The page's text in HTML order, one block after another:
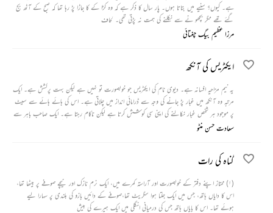
ہے۔ کیوں؟ سنیے میں بتاتا ہوں۔ پار سال کا ذکر ہے کہ وہ کڑا کے کا جاڑا پڑ رہا تھا کہ صبح کے آٹھ بج
گئے تھے مگر بچھو نے سے نکلنے کی ہمت نہ پڑتی تھی۔ لحاف
مرزا عظیم بیگ چغتائی
ایکٹریس کی آنکھ
یہ نیم مزاحیہ افسانہ ہے۔ دیوی نام کی ایکٹریس جو خوبصورت تو نہیں ہے لیکن بہت پرکشش ہے۔ ایک
مرتبہ وہ آنکھ میں غبار پڑ جانے کی وجہ سے ڈرامائی انداز میں چلاتی ہے۔ اس کی ہائے ہائے سے سیٹ
پر موجود ہر شخص غبار نکالنے کی اپنی سی کوشش کرتا ہے لیکن ناکام رہتا ہے۔ ایک صاحب باہر سے
آتے ہیں اور نکالنے میں کامیاب ہو جاتے ہیں۔ افاقہ ہوتے ہی ایکٹریس تمام لوگوں کو نظر انداز کر
سعادت حسن منٹو
گناہ کی رات
(۱) ممتاز اپنے دفتر کے خوبصورت اور آراستہ کمرے میں، ایک نرم نازک اور نیچے صوفے پر بیٹھا تھا،
اس کا دایاں ہاتھ، جس میں ایک جلتا ہوا سگریٹ تھا،صوفے کے دائیں بازو کی بلندی پر سہارا لیے
ہوئے تھا۔ اس کا بایاں ہاتھ جس کی درمیانی انگلی میں ایک ہیرے کی بیش